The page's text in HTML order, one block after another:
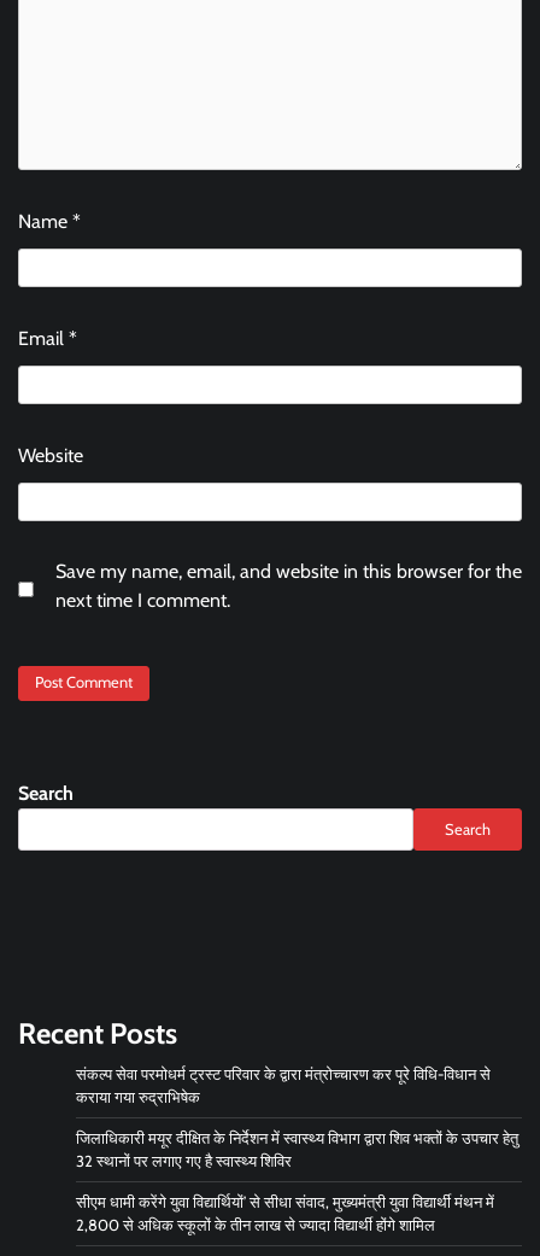
Name *
Email *
Website
Save my name, email, and website in this browser for the
next time I comment.
Search
Search
Recent Posts
संकल्प सेवा परमोधर्म ट्रस्ट परिवार के द्वारा मंत्रोच्चारण कर पूरे विधि-विधान से
कराया गया रुद्राभिषेक
जिलाधिकारी मयूर दीक्षित के निर्देशन में स्वास्थ्य विभाग द्वारा शिव भक्तों के उपचार हेतु
32 स्थानों पर लगाए गए है स्वास्थ्य शिविर
सीएम धामी करेंगे युवा विद्यार्थियों’ से सीधा संवाद, मुख्यमंत्री युवा विद्यार्थी मंथन में
2,800 से अधिक स्कूलों के तीन लाख से ज्यादा विद्यार्थी होंगे शामिल